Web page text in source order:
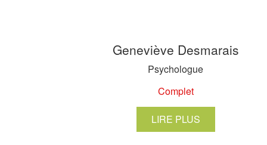
Geneviève Desmarais
Psychologue
Complet
LIRE PLUS